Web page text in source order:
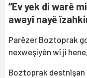
“Ev yek di warê
awayî nayê
Parêzer Boztoprak
nexweşiyên wî jî
Boztoprak